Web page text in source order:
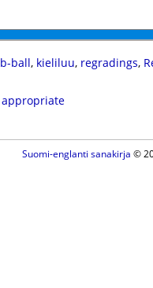
b-ball, kieliluu, regradings,
appropriate
Suomi-englanti sanakirja ©